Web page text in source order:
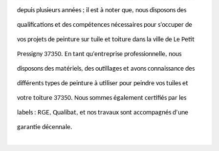
depuis plusieurs années ; il est à noter que, nous disposons des
qualifications et des compétences nécessaires pour s’occuper de
vos projets de peinture sur tuile et toiture dans la ville de Le Petit
Pressigny 37350. En tant qu’entreprise professionnelle, nous
disposons des matériels, des outillages et avons connaissance des
différents types de peinture à utiliser pour peindre vos tuiles et
votre toiture 37350. Nous sommes également certifiés par les
labels : RGE, Qualibat, et nos travaux sont accompagnés d’une
garantie décennale.